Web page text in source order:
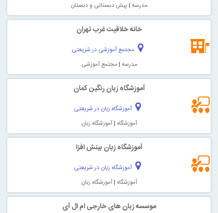
مدرسه | پیش دبستانی و دبستان
خانه خلاقیت غرب تهران
مجتمع آموزشی در شریعتی
مدرسه |مجتمع آموزشی
آموزشگاه زبان رنگین کمان
آموزشگاه زبان در شریعتی
آموزشگاه |آموزشگاه زبان
آموزشگاه زبان بینش افزا
آموزشگاه زبان در شریعتی
آموزشگاه |آموزشگاه زبان
موسسه زبان های خارجی ام ال آی